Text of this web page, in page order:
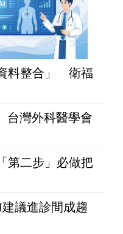
料整合」 衛福
台灣外科醫學會
第二步」必做把
議進診間成趨